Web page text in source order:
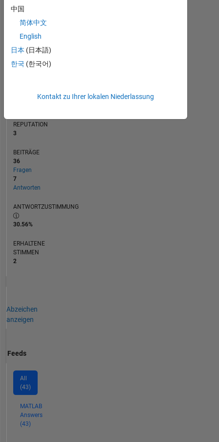
0
REPUTATION
3
BEITRÄGE
36
Fragen
7
Antworten
ANTWORTZUSTIMMUNG
30.56%
ERHALTENE
STIMMEN
2
Abzeichen
anzeigen
Feeds
All
(43)
MATLAB
Answers
(43)
中国
简体中文
English
日本 (日本語)
한국 (한국어)
Kontakt zu Ihrer lokalen Niederlassung